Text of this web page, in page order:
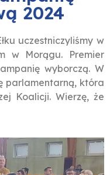
2024
uczestniczyliśmy w
w Morągu. Premier
wyborczą. W
parlamentarną, która
Koalicji. Wierzę, że